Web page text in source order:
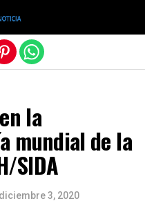
la
mundial de la
SIDA
diciembre 3, 2020
móvil